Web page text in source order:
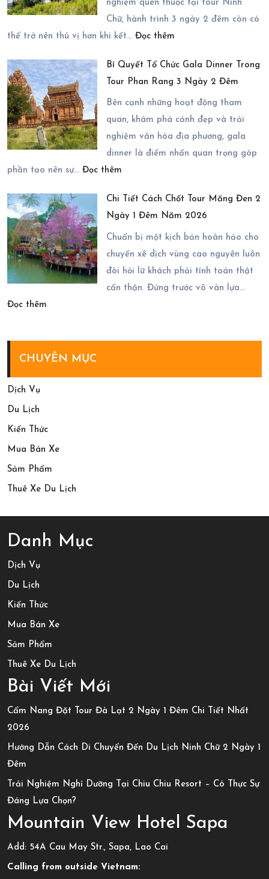
Chi
Có
Dịch
Vụ
Nào?
nghiệm quen thuộc tại tour Ninh
Chữ, hành trình 3 ngày 2 đêm còn có
thể trở nên thú vị hơn khi kết… Đọc thêm
Rộng
Hành
Trình
Ninh
Chữ
3
Đêm
Với
Các
Điểm
Đến
Đầy
Bí Quyết Tổ Chức Gala Dinner Trong
Tour Phan Rang 3 Ngày 2 Đêm
Bên cạnh những hoạt động tham
quan, khám phá cảnh đẹp và trải
nghiệm văn hóa địa phương, gala
dinner là điểm nhấn quan trọng góp
phần tạo nên sự… Đọc thêm
Quyết
Tổ
Chức
Gala
Dinner
Trong
Chi Tiết Cách Chốt Tour Măng Đen 2
Ngày 1 Đêm Năm 2026
Chuẩn bị một kịch bản hoàn hảo cho
chuyến xê dịch vùng cao nguyên luôn
đòi hỏi lữ khách phải tính toán thật
cẩn thận. Đứng trước vô vàn lựa…
Đọc thêm
Cách
1
Đêm
CHUYÊN MỤC
Dịch Vụ
Du Lịch
Kiến Thức
Mua Bán Xe
Sảm Phẩm
Thuê Xe Du Lịch
Danh Mục
Dịch Vụ
Du Lịch
Kiến Thức
Mua Bán Xe
Sảm Phẩm
Thuê Xe Du Lịch
Bài Viết Mới
Cẩm Nang Đặt Tour Đà Lạt 2 Ngày 1 Đêm Chi Tiết Nhất
2026
Hướng Dẫn Cách Di Chuyển Đến Du Lịch Ninh Chữ 2 Ngày 1
Đêm
Trải Nghiệm Nghỉ Dưỡng Tại Chiu Chiu Resort – Có Thực Sự
Đáng Lựa Chọn?
Mountain View Hotel Sapa
Add: 54A Cau May Str., Sapa, Lao Cai
Calling from outside Vietnam: